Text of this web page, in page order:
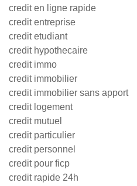
credit en ligne rapide
credit entreprise
credit etudiant
credit hypothecaire
credit immo
credit immobilier
credit immobilier sans apport
credit logement
credit mutuel
credit particulier
credit personnel
credit pour ficp
credit rapide 24h